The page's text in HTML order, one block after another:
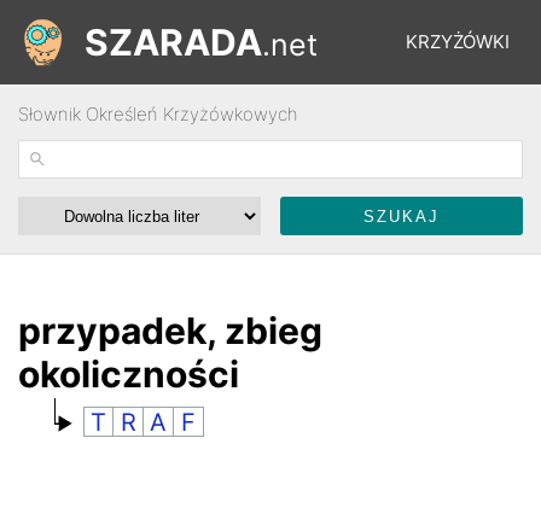
KRZYŻÓWKI
ŁAMIGŁÓWKI
SZARADA.net
Słownik Określeń Krzyżówkowych
przypadek, zbieg
okoliczności
T R A F